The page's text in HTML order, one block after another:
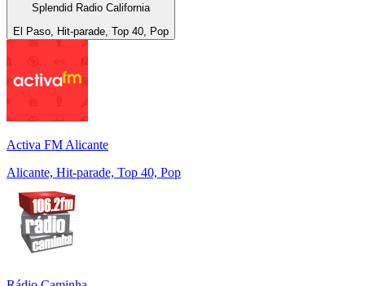
Splendid Radio California
El Paso, Hit-parade, Top 40, Pop
Activa FM Alicante
Alicante, Hit-parade, Top 40, Pop